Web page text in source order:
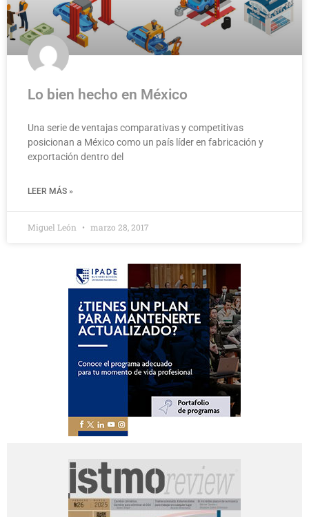
Lo bien hecho en México
Una serie de ventajas comparativas y competitivas
posicionan a México como un país líder en fabricación y
exportación dentro del
LEER MÁS »
Miguel León marzo 28, 2017